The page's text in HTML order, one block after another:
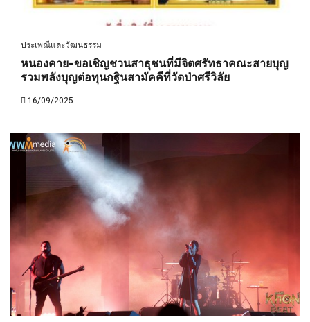
ประเพณีและวัฒนธรรม
หนองคาย-ขอเชิญชวนสาธุชนที่มีจิตศรัทธาคณะสายบุญ
รวมพลังบุญต่อทุนกฐินสามัคคีที่วัดป่าศรีวิลัย
16/09/2025